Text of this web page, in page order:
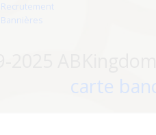
Recrutement
Bannières
carte